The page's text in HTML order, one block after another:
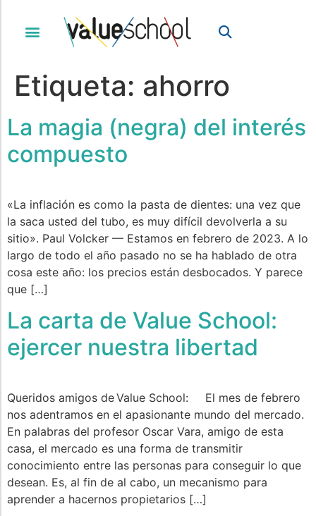
Etiqueta: ahorro
La magia (negra) del interés
compuesto
«La inflación es como la pasta de dientes: una vez que
la saca usted del tubo, es muy difícil devolverla a su
sitio». Paul Volcker — Estamos en febrero de 2023. A lo
largo de todo el año pasado no se ha hablado de otra
cosa este año: los precios están desbocados. Y parece
que […]
La carta de Value School:
ejercer nuestra libertad
Queridos amigos de Value School: El mes de febrero
nos adentramos en el apasionante mundo del mercado.
En palabras del profesor Oscar Vara, amigo de esta
casa, el mercado es una forma de transmitir
conocimiento entre las personas para conseguir lo que
desean. Es, al fin de al cabo, un mecanismo para
aprender a hacernos propietarios […]